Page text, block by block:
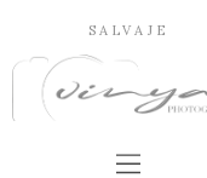
SALVAJE